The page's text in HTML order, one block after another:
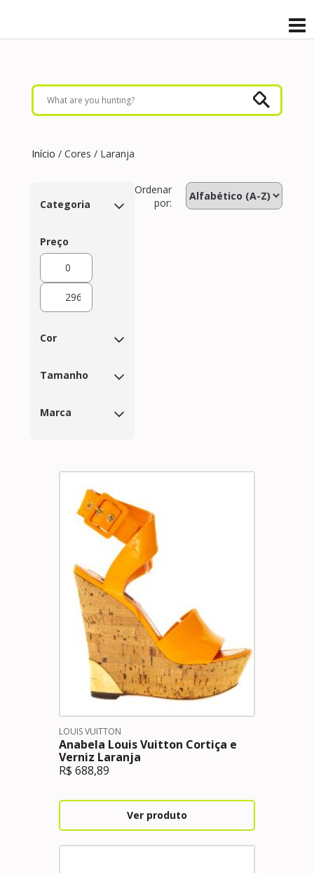
Início / Cores / Laranja
Categoria
Preço
Cor
Tamanho
Marca
Ordenar
por:
LOUIS VUITTON
Anabela Louis Vuitton Cortiça e
Verniz Laranja
R$ 688,89
Ver produto